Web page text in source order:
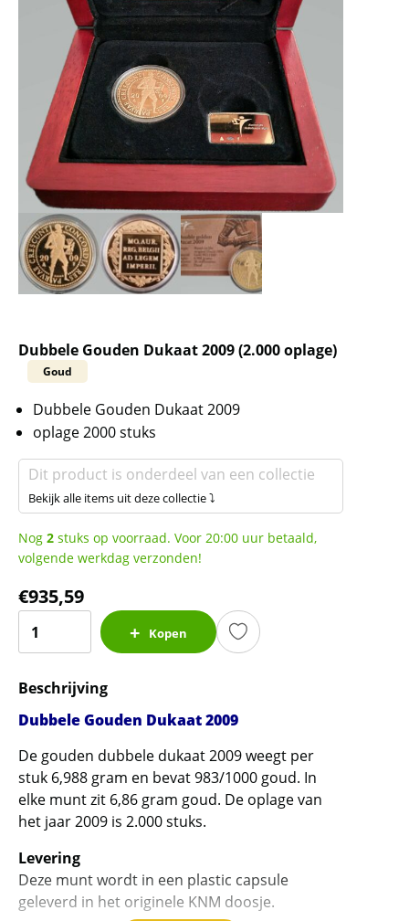
Dubbele Gouden Dukaat 2009 (2.000 oplage)
Goud
Dubbele Gouden Dukaat 2009
oplage 2000 stuks
Dit product is onderdeel van een collectie
Bekijk alle items uit deze collectie ⤵
Nog 2 stuks op voorraad. Voor 20:00 uur betaald,
volgende werkdag verzonden!
€935,59
Gouden
2009
(2.000
aantal
Kopen
Beschrijving
Dubbele Gouden Dukaat 2009
De gouden dubbele dukaat 2009 weegt per
stuk 6,988 gram en bevat 983/1000 goud. In
elke munt zit 6,86 gram goud. De oplage van
het jaar 2009 is 2.000 stuks.
Levering
Deze munt wordt in een plastic capsule
geleverd in het originele KNM doosje.